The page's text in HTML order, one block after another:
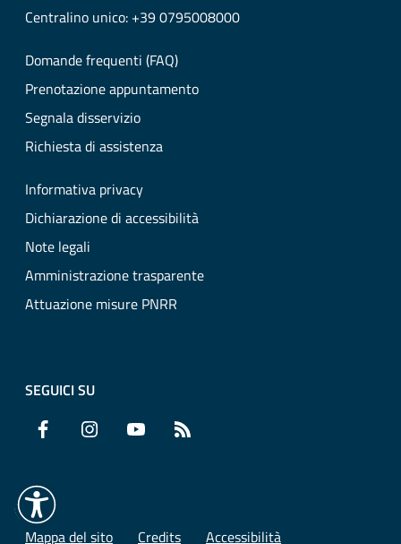
Centralino unico: +39 0795008000
Domande frequenti (FAQ)
Prenotazione appuntamento
Segnala disservizio
Richiesta di assistenza
Informativa privacy
Dichiarazione di accessibilità
Note legali
Amministrazione trasparente
Attuazione misure PNRR
SEGUICI SU
Facebook Instagram YouTube
Mappa del sito Credits Accessibilità